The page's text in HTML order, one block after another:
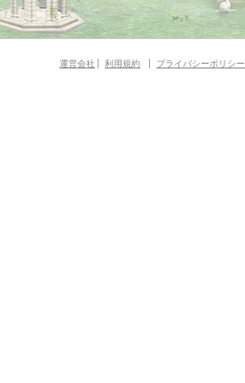
運営会社 利用規約 プライバシーポリシー